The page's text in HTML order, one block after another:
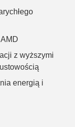
z wyższymi
energią i